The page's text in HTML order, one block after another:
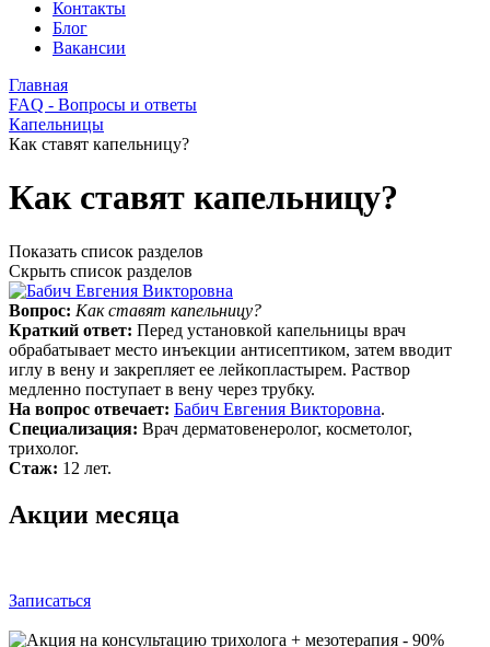
Контакты
Блог
Вакансии
Главная
FAQ - Вопросы и ответы
Капельницы
Как ставят капельницу?
Как ставят капельницу?
Показать список разделов
Скрыть список разделов
Вопрос: Как ставят капельницу?
Краткий ответ: Перед установкой капельницы врач
обрабатывает место инъекции антисептиком, затем вводит
иглу в вену и закрепляет ее лейкопластырем. Раствор
медленно поступает в вену через трубку.
На вопрос отвечает: Бабич Евгения Викторовна.
Специализация: Врач дерматовенеролог, косметолог,
трихолог.
Стаж: 12 лет.
Акции месяца
Записаться